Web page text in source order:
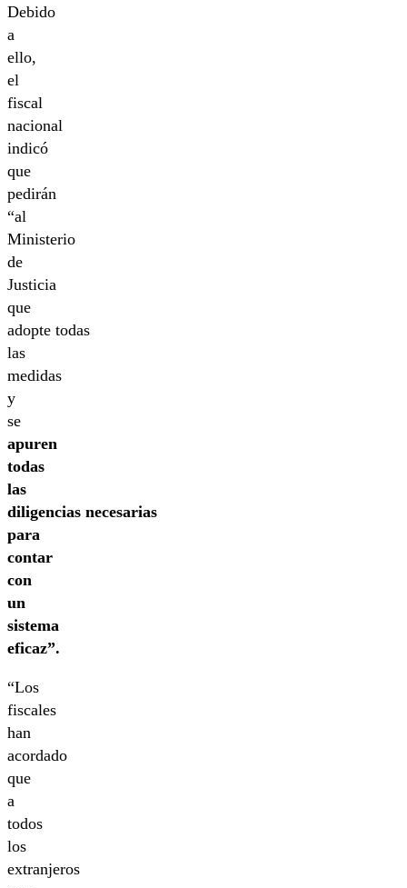
Debido
a
ello,
el
fiscal
nacional
indicó
que
pedirán
“al
Ministerio
de
Justicia
que
adopte todas
las
medidas
y
se
apuren
todas
las
diligencias necesarias
para
contar
con
un
sistema
eficaz”.
“Los
fiscales
han
acordado
que
a
todos
los
extranjeros